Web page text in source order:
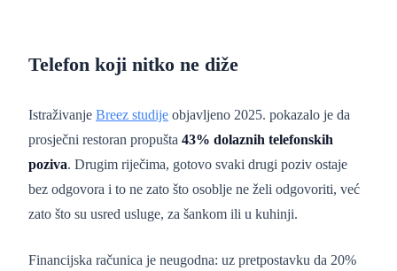
Telefon koji nitko ne diže
Istraživanje Breez studije objavljeno 2025. pokazalo je da
prosječni restoran propušta 43% dolaznih telefonskih
poziva. Drugim riječima, gotovo svaki drugi poziv ostaje
bez odgovora i to ne zato što osoblje ne želi odgovoriti, već
zato što su usred usluge, za šankom ili u kuhinji.
Financijska računica je neugodna: uz pretpostavku da 20%